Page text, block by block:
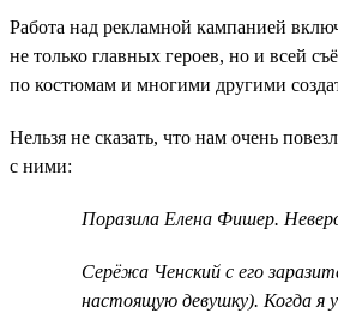
Работа над рекламной кампанией
не только главных героев, но и всей
по костюмам и многими другими
Нельзя не сказать, что нам очень
с ними:
Поразила Елена Фишер.
Серёжа Ченский с его
настоящую девушку). Когда я